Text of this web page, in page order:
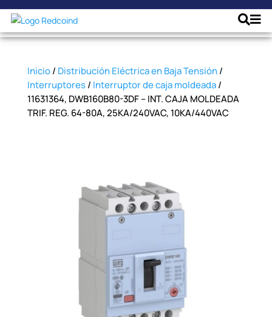
Inicio/ Distribución Eléctrica en Baja Tensión/
Interruptores/ Interruptor de caja moldeada/
11631364, DWB160B80-3DF – INT. CAJA MOLDEADA
TRIF. REG. 64-80A, 25KA/240VAC, 10KA/440VAC